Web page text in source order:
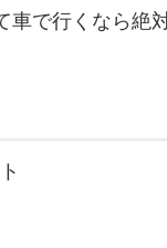
車で行くなら絶